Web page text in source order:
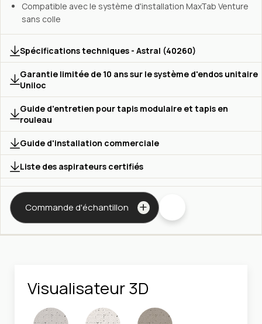
Compatible avec le système d'installation MaxTab Venture
sans colle
Spécifications techniques - Astral (40260)
Garantie limitée de 10 ans sur le système d'endos unitaire
Uniloc
Guide d'entretien pour tapis modulaire et tapis en
rouleau
Guide d'installation commerciale
Liste des aspirateurs certifiés
Commande d'échantillon
Visualisateur 3D